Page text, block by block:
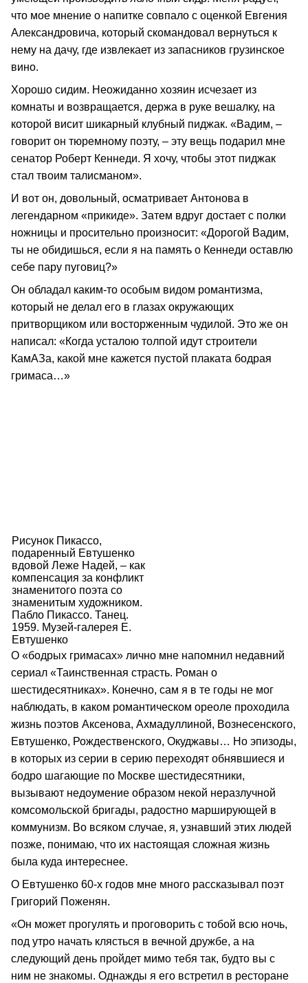
что мое мнение о напитке совпало с оценкой Евгения
Александровича, который скомандовал вернуться к
нему на дачу, где извлекает из запасников грузинское
вино.
Хорошо сидим. Неожиданно хозяин исчезает из
комнаты и возвращается, держа в руке вешалку, на
которой висит шикарный клубный пиджак. «Вадим, –
говорит он тюремному поэту, – эту вещь подарил мне
сенатор Роберт Кеннеди. Я хочу, чтобы этот пиджак
стал твоим талисманом».
И вот он, довольный, осматривает Антонова в
легендарном «прикиде». Затем вдруг достает с полки
ножницы и просительно произносит: «Дорогой Вадим,
ты не обидишься, если я на память о Кеннеди оставлю
себе пару пуговиц?»
Он обладал каким-то особым видом романтизма,
который не делал его в глазах окружающих
притворщиком или восторженным чудилой. Это же он
написал: «Когда усталою толпой идут строители
КамАЗа, какой мне кажется пустой плаката бодрая
гримаса…»
Рисунок Пикассо,
подаренный Евтушенко
вдовой Леже Надей, – как
компенсация за конфликт
знаменитого поэта со
знаменитым художником.
Пабло Пикассо. Танец.
1959. Музей-галерея Е.
Евтушенко
О «бодрых гримасах» лично мне напомнил недавний
сериал «Таинственная страсть. Роман о
шестидесятниках». Конечно, сам я в те годы не мог
наблюдать, в каком романтическом ореоле проходила
жизнь поэтов Аксенова, Ахмадуллиной, Вознесенского,
Евтушенко, Рождественского, Окуджавы… Но эпизоды,
в которых из серии в серию переходят обнявшиеся и
бодро шагающие по Москве шестидесятники,
вызывают недоумение образом некой неразлучной
комсомольской бригады, радостно марширующей в
коммунизм. Во всяком случае, я, узнавший этих людей
позже, понимаю, что их настоящая сложная жизнь
была куда интереснее.
О Евтушенко 60-х годов мне много рассказывал поэт
Григорий Поженян.
«Он может прогулять и проговорить с тобой всю ночь,
под утро начать клясться в вечной дружбе, а на
следующий день пройдет мимо тебя так, будто вы с
ним не знакомы. Однажды я его встретил в ресторане